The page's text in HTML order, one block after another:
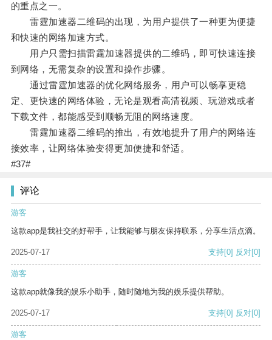
的重点之一。
雷霆加速器二维码的出现，为用户提供了一种更为便捷
和快速的网络加速方式。
用户只需扫描雷霆加速器提供的二维码，即可快速连接
到网络，无需复杂的设置和操作步骤。
通过雷霆加速器的优化网络服务，用户可以畅享更稳
定、更快速的网络体验，无论是观看高清视频、玩游戏或者
下载文件，都能感受到顺畅无阻的网络速度。
雷霆加速器二维码的推出，有效地提升了用户的网络连
接效率，让网络体验变得更加便捷和舒适。
#37#
评论
游客
这款app是我社交的好帮手，让我能够与朋友保持联系，分享生活点滴。
2025-07-17 支持[0] 反对[0]
游客
这款app就像我的娱乐小助手，随时随地为我的娱乐提供帮助。
2025-07-17 支持[0] 反对[0]
游客